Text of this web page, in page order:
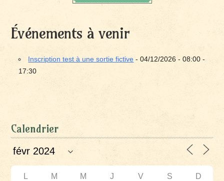
Événements à venir
Inscription test à une sortie fictive - 04/12/2026 - 08:00 -
17:30
Calendrier
L M M J V S D